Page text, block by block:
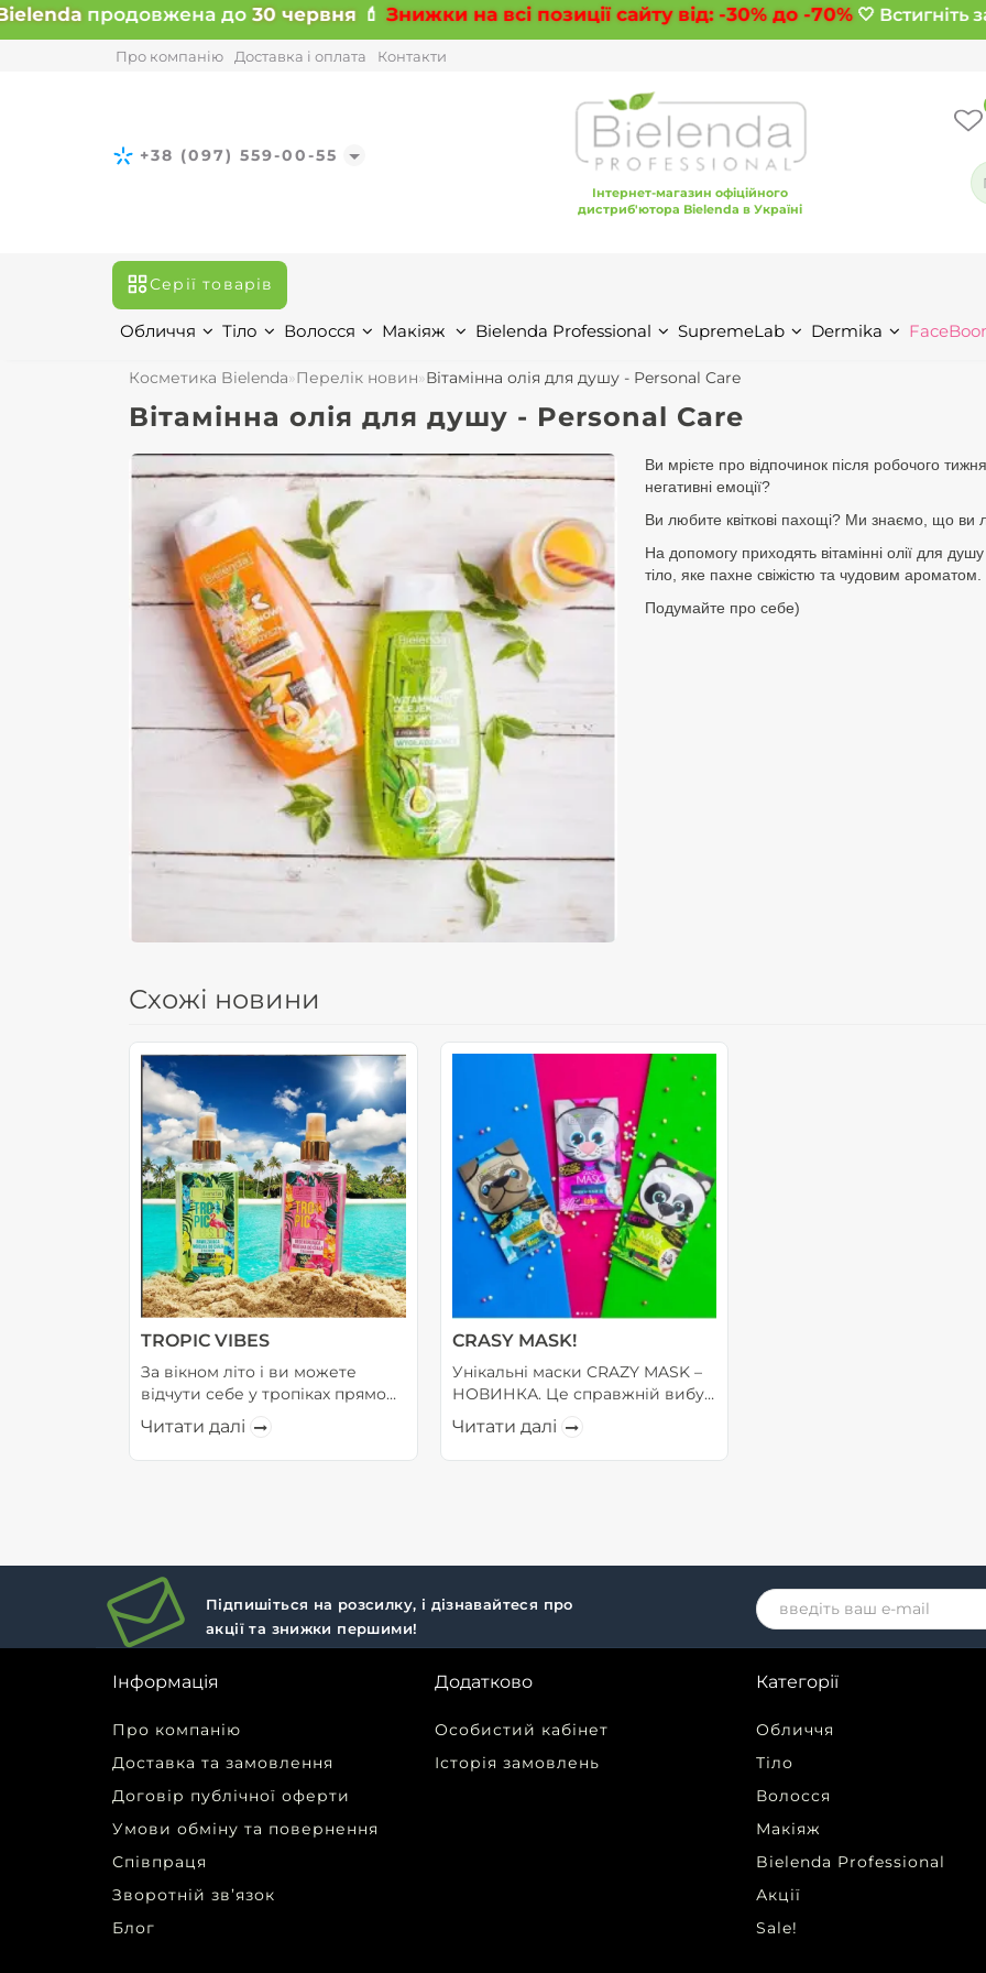
продовжена до30 червня💄 Знижки на всі позиції сайту від:-30%до-70%🤍 Встигніть
Про компанію Доставка і оплата Контакти
+38 (097) 559-00-55
Інтернет-магазин офіційного
дистриб'ютора Bielenda в Україні
Серії товарів
Обличчя Тіло Волосся Макіяж Bielenda Professional SupremeLab Dermika
Косметика Bielenda Перелік новин Вітамінна олія для душу - Personal Care
Вітамінна олія для душу - Personal Care
Ви мрієте про відпочинок після робочого
негативні емоції?
Ви любите квіткові пахощі? Ми знаємо, що ви
На допомогу приходять вітамінні олії для
тіло, яке пахне свіжістю та чудовим ароматом.
Подумайте про себе)
Схожі новини
TROPIC VIBES
За вікном літо і ви можете
відчути себе у тропіках прямо
зараз! Наші зволожуючі
аромати – ідеальний спосіб
освіжити та зволожити шкіру
Читати далі
CRASY MASK!
Унікальні маски CRAZY MASK –
НОВИНКА. Це справжній вибух
на Російському ринку Подбайте
про свою шкіру роблячи це з
великим задоволенням. Мопси
Читати далі
Підпишіться на розсилку, і дізнавайтеся про
акції та знижки першими!
Інформація
Про компанію
Доставка та замовлення
Договір публічної оферти
Умови обміну та повернення
Співпраця
Зворотній зв’язок
Блог
Додатково
Особистий кабінет
Історія замовлень
Категорії
Обличчя
Тіло
Волосся
Макіяж
Bielenda Professional
Акції
Sale!